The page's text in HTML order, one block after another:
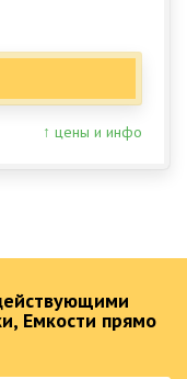
↑ цены и инфо
Емкости прямо